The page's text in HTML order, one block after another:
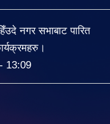
नगर सभाबाट पारित
13:09